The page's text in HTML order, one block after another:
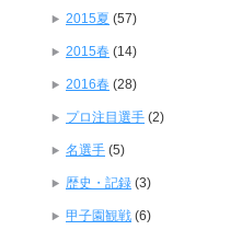
2015夏 (57)
2015春 (14)
2016春 (28)
プロ注目選手 (2)
名選手 (5)
歴史・記録 (3)
甲子園観戦 (6)